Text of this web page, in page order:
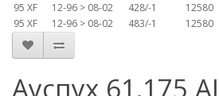
95 XF
12-96 > 08-02 428/-1 12580
95 XF
12-96 > 08-02 483/-1 12580
Ауспух 61.175